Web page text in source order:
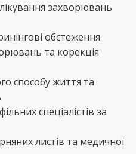
захворювань
обстеження
та корекція
способу життя та
спеціалістів за
листів та медичної